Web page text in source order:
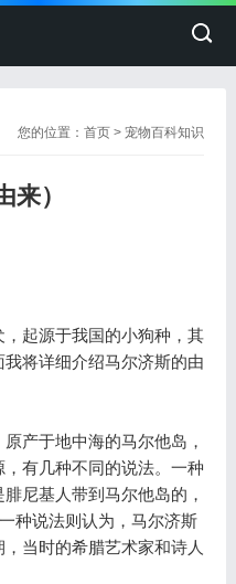
您的位置：首页 >宠物百科知识
）
起源于我国的小狗种，其
将详细介绍马尔济斯的由
产于地中海的马尔他岛，
有几种不同的说法。一种
尼基人带到马尔他岛的，
种说法则认为，马尔济斯
当时的希腊艺术家和诗人